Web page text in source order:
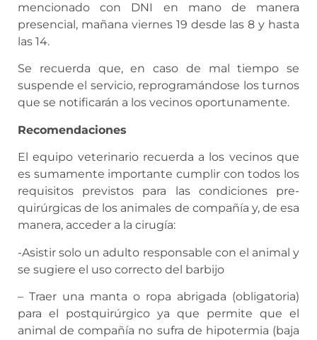
mencionado con DNI en mano de manera
presencial, mañana viernes 19 desde las 8 y hasta
las 14.
Se recuerda que, en caso de mal tiempo se
suspende el servicio, reprogramándose los turnos
que se notificarán a los vecinos oportunamente.
Recomendaciones
El equipo veterinario recuerda a los vecinos que
es sumamente importante cumplir con todos los
requisitos previstos para las condiciones pre-
quirúrgicas de los animales de compañía y, de esa
manera, acceder a la cirugía:
-Asistir solo un adulto responsable con el animal y
se sugiere el uso correcto del barbijo
– Traer una manta o ropa abrigada (obligatoria)
para el postquirúrgico ya que permite que el
animal de compañía no sufra de hipotermia (baja